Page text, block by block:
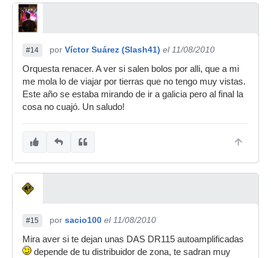
#14 por Víctor Suárez (Slash41) el 11/08/2010
Orquesta renacer. A ver si salen bolos por alli, que a mi
me mola lo de viajar por tierras que no tengo muy vistas.
Este año se estaba mirando de ir a galicia pero al final la
cosa no cuajó. Un saludo!
#15 por sacio100 el 11/08/2010
Mira aver si te dejan unas DAS DR115 autoamplificadas
depende de tu distribuidor de zona, te sadran muy